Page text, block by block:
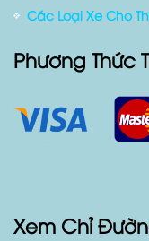
Các Loại Xe Cho
Phương Thức
Xem Chỉ